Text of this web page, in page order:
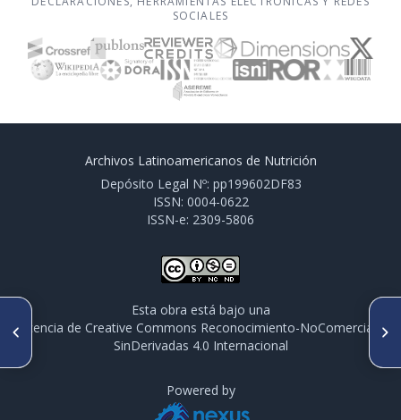
ARTÍCULO ANTERIOR
Efecto del procesamiento
sobre la capacidad
SIGUIENTE ARTÍCULO
Antioxidant activity of four
color fractions of bee pollen
SOCIALES
Archivos Latinoamericanos de Nutrición
Depósito Legal Nº: pp199602DF83
ISSN: 0004-0622
ISSN-e: 2309-5806
Esta obra está bajo una
licencia de Creative Commons Reconocimiento-NoComercial-
SinDerivadas 4.0 Internacional
Powered by